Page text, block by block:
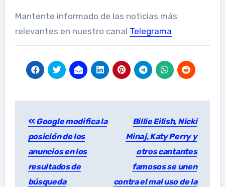
Mantente informado de las noticias más
relevantes en nuestro canal Telegrama
navigation
Google modifica la
posición de los
anuncios en los
resultados de
búsqueda
Billie Eilish, Nicki
Minaj, Katy Perry y
otros cantantes
famosos se unen
contra el mal uso de la